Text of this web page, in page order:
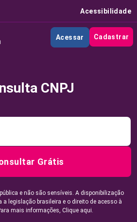
Acessibilidade
Acessar Cadastrar
CNPJ
Grátis
e não são sensíveis. A disponibilização
a legislação brasileira e o direito de acesso à
mais informações, Clique aqui.